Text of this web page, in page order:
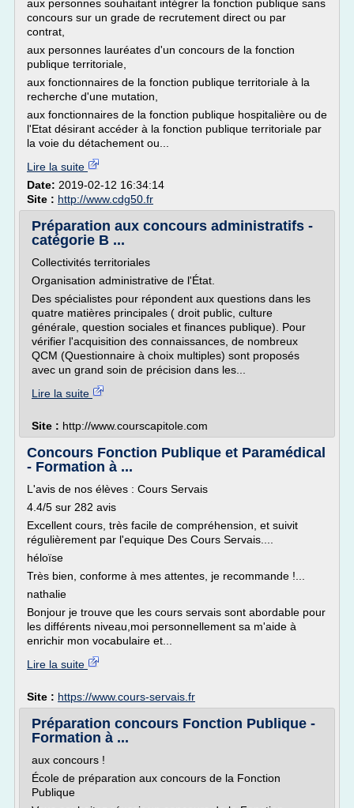
aux personnes souhaitant intégrer la fonction publique sans
concours sur un grade de recrutement direct ou par
contrat,
aux personnes lauréates d'un concours de la fonction
publique territoriale,
aux fonctionnaires de la fonction publique territoriale à la
recherche d'une mutation,
aux fonctionnaires de la fonction publique hospitalière ou de
l'Etat désirant accéder à la fonction publique territoriale par
la voie du détachement ou...
Lire la suite
Date: 2019-02-12 16:34:14
Site : http://www.cdg50.fr
Préparation aux concours administratifs -
catégorie B ...
Collectivités territoriales
Organisation administrative de l'État.
Des spécialistes pour répondent aux questions dans les
quatre matières principales ( droit public, culture
générale, question sociales et finances publique). Pour
vérifier l'acquisition des connaissances, de nombreux
QCM (Questionnaire à choix multiples) sont proposés
avec un grand soin de précision dans les...
Lire la suite
Site : http://www.courscapitole.com
Concours Fonction Publique et Paramédical
- Formation à ...
L'avis de nos élèves : Cours Servais
4.4/5 sur 282 avis
Excellent cours, très facile de compréhension, et suivit
régulièrement par l'equique Des Cours Servais....
héloïse
Très bien, conforme à mes attentes, je recommande !...
nathalie
Bonjour je trouve que les cours servais sont abordable pour
les différents niveau,moi personnellement sa m'aide à
enrichir mon vocabulaire et...
Lire la suite
Site : https://www.cours-servais.fr
Préparation concours Fonction Publique -
Formation à ...
aux concours !
École de préparation aux concours de la Fonction
Publique